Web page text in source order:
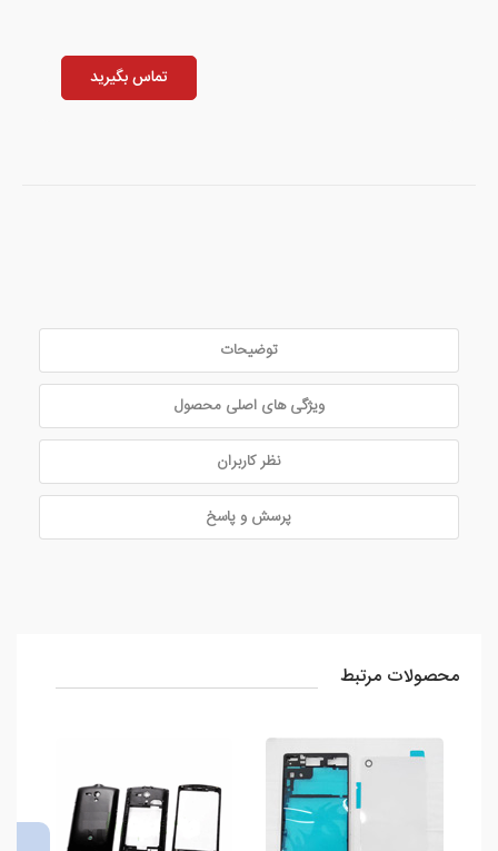
تماس بگیرید
توضیحات
ویژگی های اصلی محصول
نظر کاربران
پرسش و پاسخ
محصولات مرتبط